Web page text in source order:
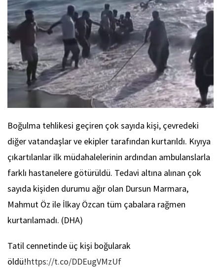
Boğulma tehlikesi geçiren çok sayıda kişi, çevredeki
diğer vatandaşlar ve ekipler tarafından kurtarıldı. Kıyıya
çıkartılanlar ilk müdahalelerinin ardından ambulanslarla
farklı hastanelere götürüldü. Tedavi altına alınan çok
sayıda kişiden durumu ağır olan Dursun Marmara,
Mahmut Öz ile İlkay Özcan tüm çabalara rağmen
kurtarılamadı. (DHA)
Tatil cennetinde üç kişi boğularak
öldü!https://t.co/DDEugVMzUf